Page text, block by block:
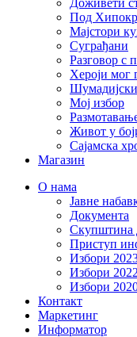
Доживети
Под
Мајстори
Суграђани
Разговор с
Хероји мог
Мој избор
Живот у
Сајамска
Магазин
О нама
Јавне
Документа
Скупштина
Приступ
Избори
Избори
Избори
Контакт
Маркетинг
Информатор